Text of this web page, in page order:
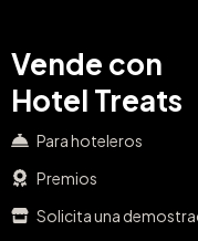
Vende con
Hotel Treats
Para hoteleros
Premios
Solicita una